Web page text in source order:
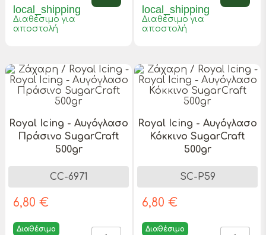
local_shipping
Διαθέσιμο για
αποστολή
local_shipping
Διαθέσιμο για
αποστολή
Royal Icing - Αυγόγλασο
Πράσινο SugarCraft
500gr
CC-6971
6,80 €
Διαθέσιμο
Royal Icing - Αυγόγλασο
Κόκκινο SugarCraft
500gr
SC-P59
6,80 €
Διαθέσιμο